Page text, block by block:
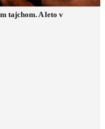
tajchom. A leto v